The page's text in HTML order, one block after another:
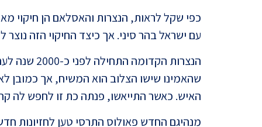
כפי שקל לראות, הנצרות והאסלאם הן חיקוי
עם ישראל בהר סיני. אך כיצד החיקוי הזה נוצר
הנצרות
שהאמינו שישו הצלוב הוא המשיח, אך כמובן
האיש. כאשר התייאשו, פנתה כת זו לחפש לה
מנהיגם החדש פאולוס התרסי טען לחזיונות